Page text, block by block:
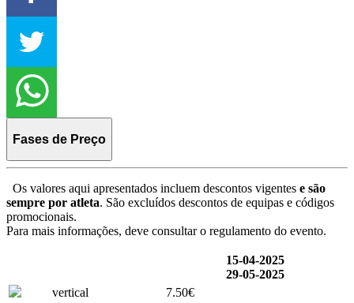
Fases de Preço
Os valores aqui apresentados incluem descontos vigentes e são
sempre por atleta. São excluídos descontos de equipas e códigos
promocionais.
Para mais informações, deve consultar o regulamento do evento.
15-04-2025
29-05-2025
vertical
7.50€